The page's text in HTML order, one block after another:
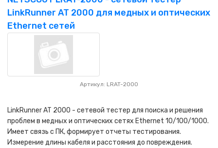
LinkRunner AT 2000 для медных и оптических
Ethernet сетей
Артикул: LRAT-2000
LinkRunner AT 2000 - сетевой тестер для поиска и решения
проблем в медных и оптических сетях Ethernet 10/100/1000.
Имеет связь с ПК, формирует отчеты тестирования.
Измерение длины кабеля и расстояния до повреждения.